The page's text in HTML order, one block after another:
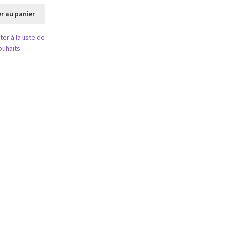
initial
13,50 €.
actuel
10,80 €.
au panier
à la liste de